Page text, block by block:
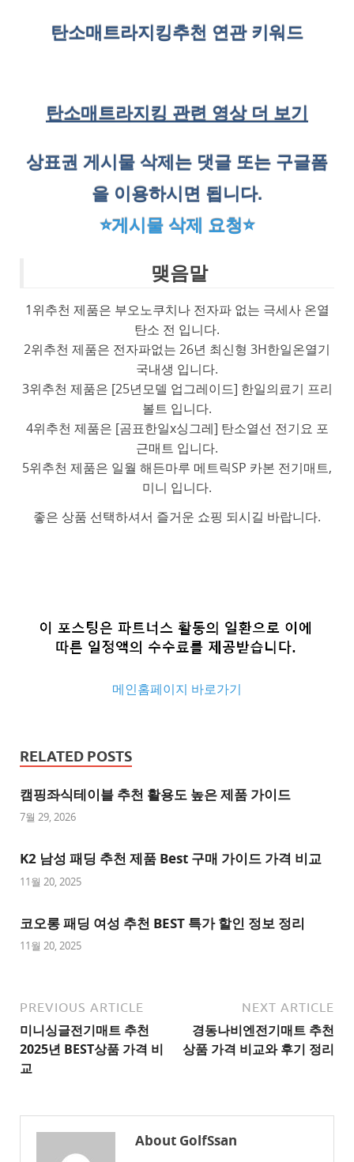
탄소매트라지킹추천 연관 키워드
탄소매트라지킹 관련 영상 더 보기
상표권 게시물 삭제는 댓글 또는 구글폼
을 이용하시면 됩니다.
⭐게시물 삭제 요청⭐
맺음말
1위추천 제품은 부오노쿠치나 전자파 없는 극세사 온열
탄소 전 입니다.
2위추천 제품은 전자파없는 26년 최신형 3H한일온열기
국내생 입니다.
3위추천 제품은 [25년모델 업그레이드] 한일의료기 프리
볼트 입니다.
4위추천 제품은 [곰표한일x싱그레] 탄소열선 전기요 포
근매트 입니다.
5위추천 제품은 일월 해든마루 메트릭SP 카본 전기매트,
미니 입니다.
좋은 상품 선택하셔서 즐거운 쇼핑 되시길 바랍니다.
메인홈페이지 바로가기
사
이
트
천
사
트
1
사
이
트
2
천
RELATED POSTS
캠핑좌식테이블 추천 활용도 높은 제품 가이드
7월 29, 2026
K2 남성 패딩 추천 제품 Best 구매 가이드 가격 비교
11월 20, 2025
코오롱 패딩 여성 추천 BEST 특가 할인 정보 정리
11월 20, 2025
PREVIOUS ARTICLE
미니싱글전기매트 추천
2025년 BEST상품 가격 비
교
NEXT ARTICLE
경동나비엔전기매트 추천
상품 가격 비교와 후기 정리
About GolfSsan